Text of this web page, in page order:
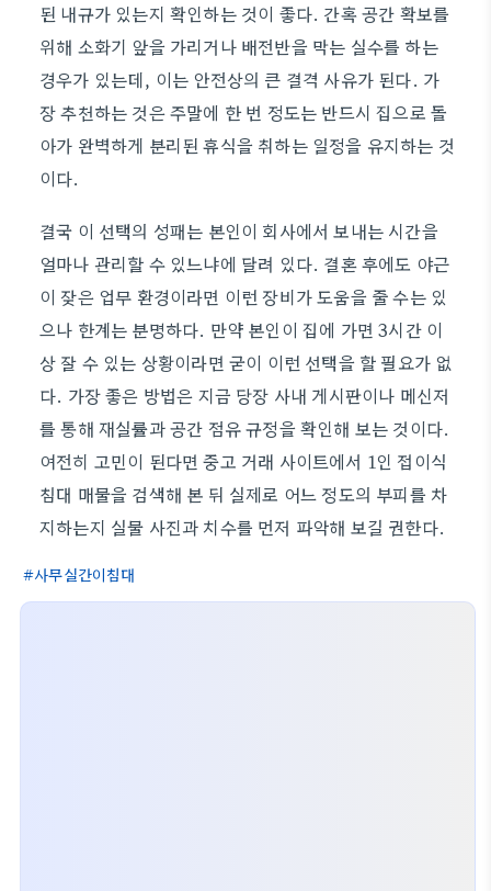
된 내규가 있는지 확인하는 것이 좋다. 간혹 공간 확보를
위해 소화기 앞을 가리거나 배전반을 막는 실수를 하는
경우가 있는데, 이는 안전상의 큰 결격 사유가 된다. 가
장 추천하는 것은 주말에 한 번 정도는 반드시 집으로 돌
아가 완벽하게 분리된 휴식을 취하는 일정을 유지하는 것
이다.
결국 이 선택의 성패는 본인이 회사에서 보내는 시간을
얼마나 관리할 수 있느냐에 달려 있다. 결혼 후에도 야근
이 잦은 업무 환경이라면 이런 장비가 도움을 줄 수는 있
으나 한계는 분명하다. 만약 본인이 집에 가면 3시간 이
상 잘 수 있는 상황이라면 굳이 이런 선택을 할 필요가 없
다. 가장 좋은 방법은 지금 당장 사내 게시판이나 메신저
를 통해 재실률과 공간 점유 규정을 확인해 보는 것이다.
여전히 고민이 된다면 중고 거래 사이트에서 1인 접이식
침대 매물을 검색해 본 뒤 실제로 어느 정도의 부피를 차
지하는지 실물 사진과 치수를 먼저 파악해 보길 권한다.
사무실간이침대